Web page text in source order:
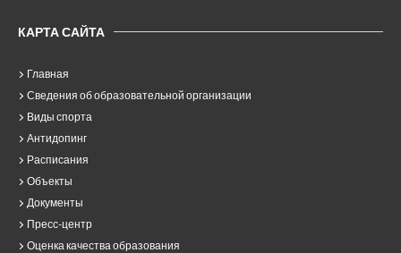
КАРТА САЙТА
Главная
Сведения об образовательной организации
Виды спорта
Антидопинг
Расписания
Объекты
Документы
Пресс-центр
Оценка качества образования